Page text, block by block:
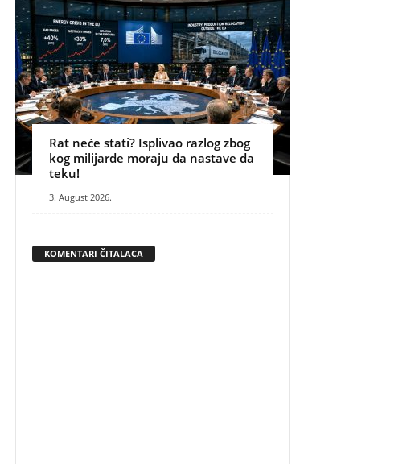
Rat neće stati? Isplivao razlog zbog
kog milijarde moraju da nastave da
teku!
3. August 2026.
KOMENTARI ČITALACA